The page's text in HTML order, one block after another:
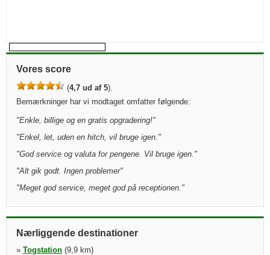
Vores score
(4,7 ud af 5).
Bemærkninger har vi modtaget omfatter følgende:
"Enkle, billige og en gratis opgradering!"
"Enkel, let, uden en hitch, vil bruge igen. "
"God service og valuta for pengene. Vil bruge igen. "
"Alt gik godt. Ingen problemer"
"Meget god service, meget god på receptionen. "
Nærliggende destinationer
» Togstation (9,9 km)